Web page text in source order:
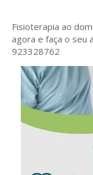
Fisioterapia ao
agora e faça o seu
923328762